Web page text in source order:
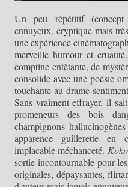
Un peu répétitif
ennuyeux, cryptique mais
une expérience
merveille humour et
comptine entêtante, de
consolide avec une poésie
touchante au drame
Sans vraiment effrayer, il
promeneurs des bois
champignons
apparence guillerette en
implacable méchanceté.
sortie incontournable pour
originales, dépaysantes,